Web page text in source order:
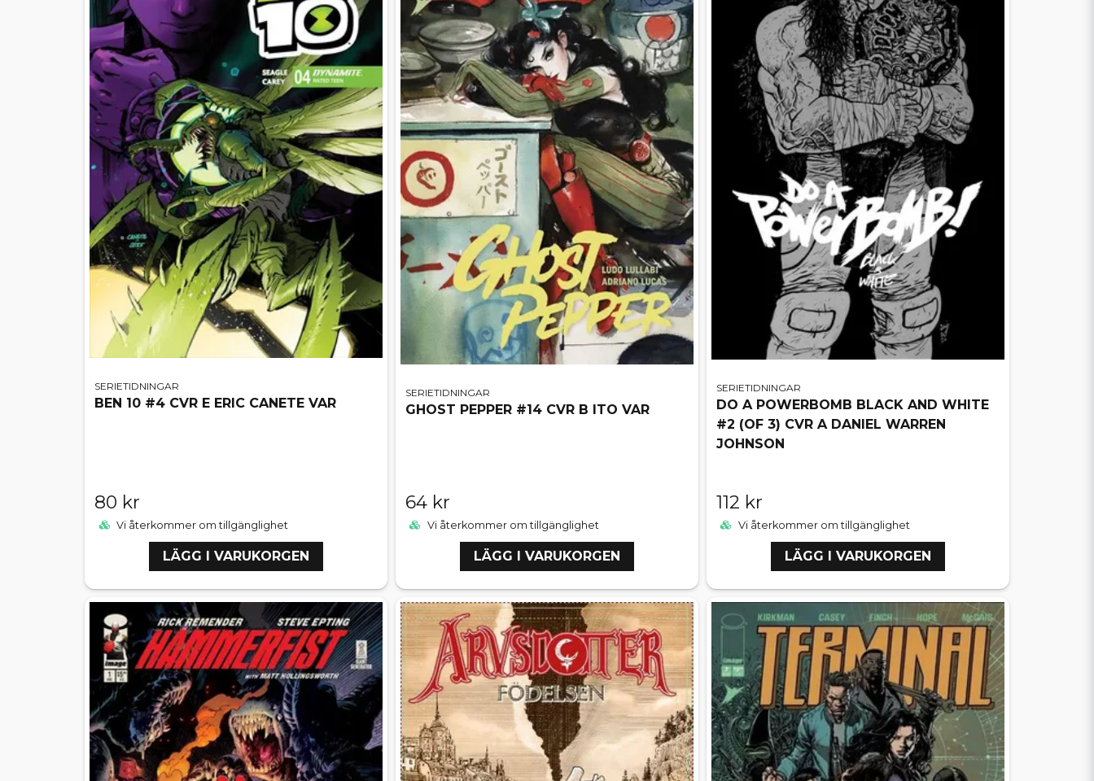
SERIETIDNINGAR
BEN 10 #4 CVR E ERIC CANETE VAR
80 kr
Vi återkommer om tillgänglighet
LÄGG I VARUKORGEN
SERIETIDNINGAR
GHOST PEPPER #14 CVR B ITO VAR
64 kr
Vi återkommer om tillgänglighet
LÄGG I VARUKORGEN
SERIETIDNINGAR
DO A POWERBOMB BLACK AND WHITE
#2 (OF 3) CVR A DANIEL WARREN
JOHNSON
112 kr
Vi återkommer om tillgänglighet
LÄGG I VARUKORGEN